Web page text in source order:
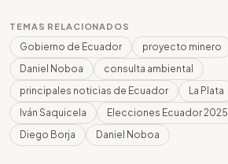
TEMAS RELACIONADOS
Gobierno de Ecuador proyecto minero
Daniel Noboa
consulta ambiental
principales noticias de Ecuador
La Plata
Iván Saquicela
Elecciones Ecuador 2025
Diego Borja
Daniel Noboa